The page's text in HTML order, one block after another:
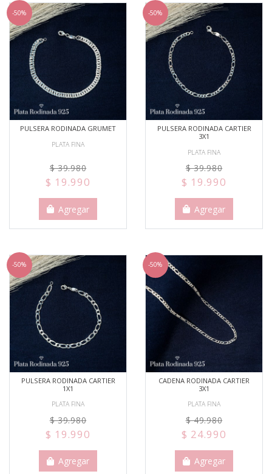
-50%
PULSERA RODINADA GRUMET
PLATA FINA
$ 39.980
$ 19.990
Agregar
-50%
PULSERA RODINADA CARTIER
3X1
PLATA FINA
$ 39.980
$ 19.990
Agregar
-50%
PULSERA RODINADA CARTIER
1X1
PLATA FINA
$ 39.980
$ 19.990
Agregar
-50%
CADENA RODINADA CARTIER
3X1
PLATA FINA
$ 49.980
$ 24.990
Agregar